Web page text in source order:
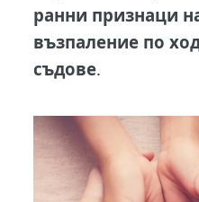
ранни признаци
възпаление по
съдове.